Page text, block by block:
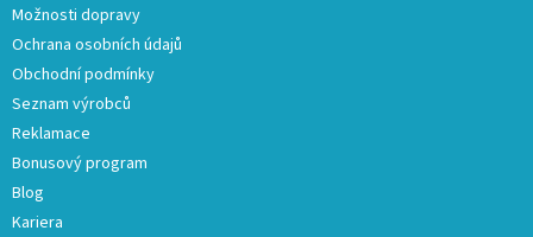
Možnosti dopravy
Ochrana osobních údajů
Obchodní podmínky
Seznam výrobců
Reklamace
Bonusový program
Blog
Kariera